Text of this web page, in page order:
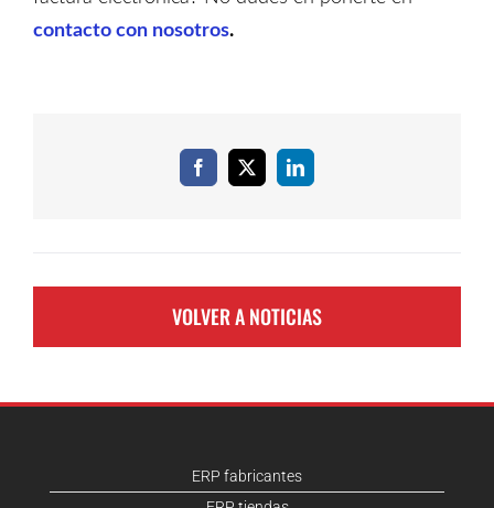
contacto con nosotros.
Facebook
X LinkedIn
VOLVER A NOTICIAS
ERP fabricantes